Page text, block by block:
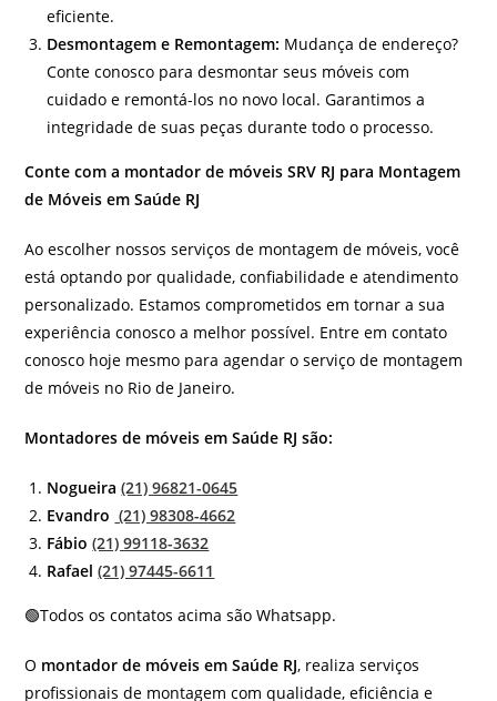
eficiente.
Desmontagem e Remontagem: Mudança de endereço?
Conte conosco para desmontar seus móveis com
cuidado e remontá-los no novo local. Garantimos a
integridade de suas peças durante todo o processo.
Conte com a montador de móveis SRV RJ para Montagem
de Móveis em Saúde RJ
Ao escolher nossos serviços de montagem de móveis, você
está optando por qualidade, confiabilidade e atendimento
personalizado. Estamos comprometidos em tornar a sua
experiência conosco a melhor possível. Entre em contato
conosco hoje mesmo para agendar o serviço de montagem
de móveis no Rio de Janeiro.
Montadores de móveis em Saúde RJ são:
Nogueira(21) 96821-0645
Evandro (21) 98308-4662
Fábio(21) 99118-3632
Rafael(21) 97445-6611
🟢Todos os contatos acima são Whatsapp.
O montador de móveis em Saúde RJ, realiza serviços
profissionais de montagem com qualidade, eficiência e